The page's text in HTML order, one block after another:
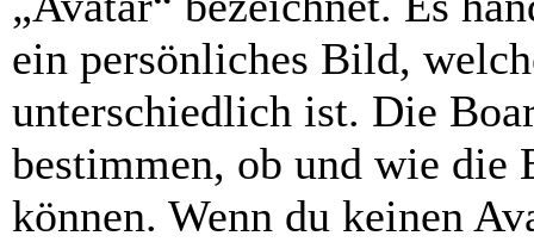
ein persönliches Bild,
unterschiedlich ist. Die
bestimmen, ob und wie die
können. Wenn du keinen